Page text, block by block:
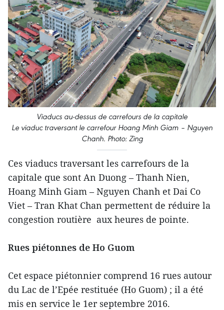
Viaducs au-dessus de carrefours de la capitale
Le viaduc traversant le carrefour Hoang Minh Giam – Nguyen
Chanh. Photo: Zing
Ces viaducs traversant les carrefours de la
capitale que sont An Duong – Thanh Nien,
Hoang Minh Giam – Nguyen Chanh et Dai Co
Viet – Tran Khat Chan permettent de réduire la
congestion routière aux heures de pointe.
Rues piétonnes de Ho Guom
Cet espace piétonnier comprend 16 rues autour
du Lac de l’Epée restituée (Ho Guom) ; il a été
mis en service le 1er septembre 2016.